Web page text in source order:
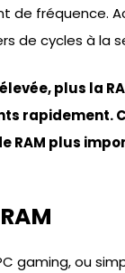
de fréquence.
de cycles à la
plus la
rapidement.
RAM plus
gaming, ou